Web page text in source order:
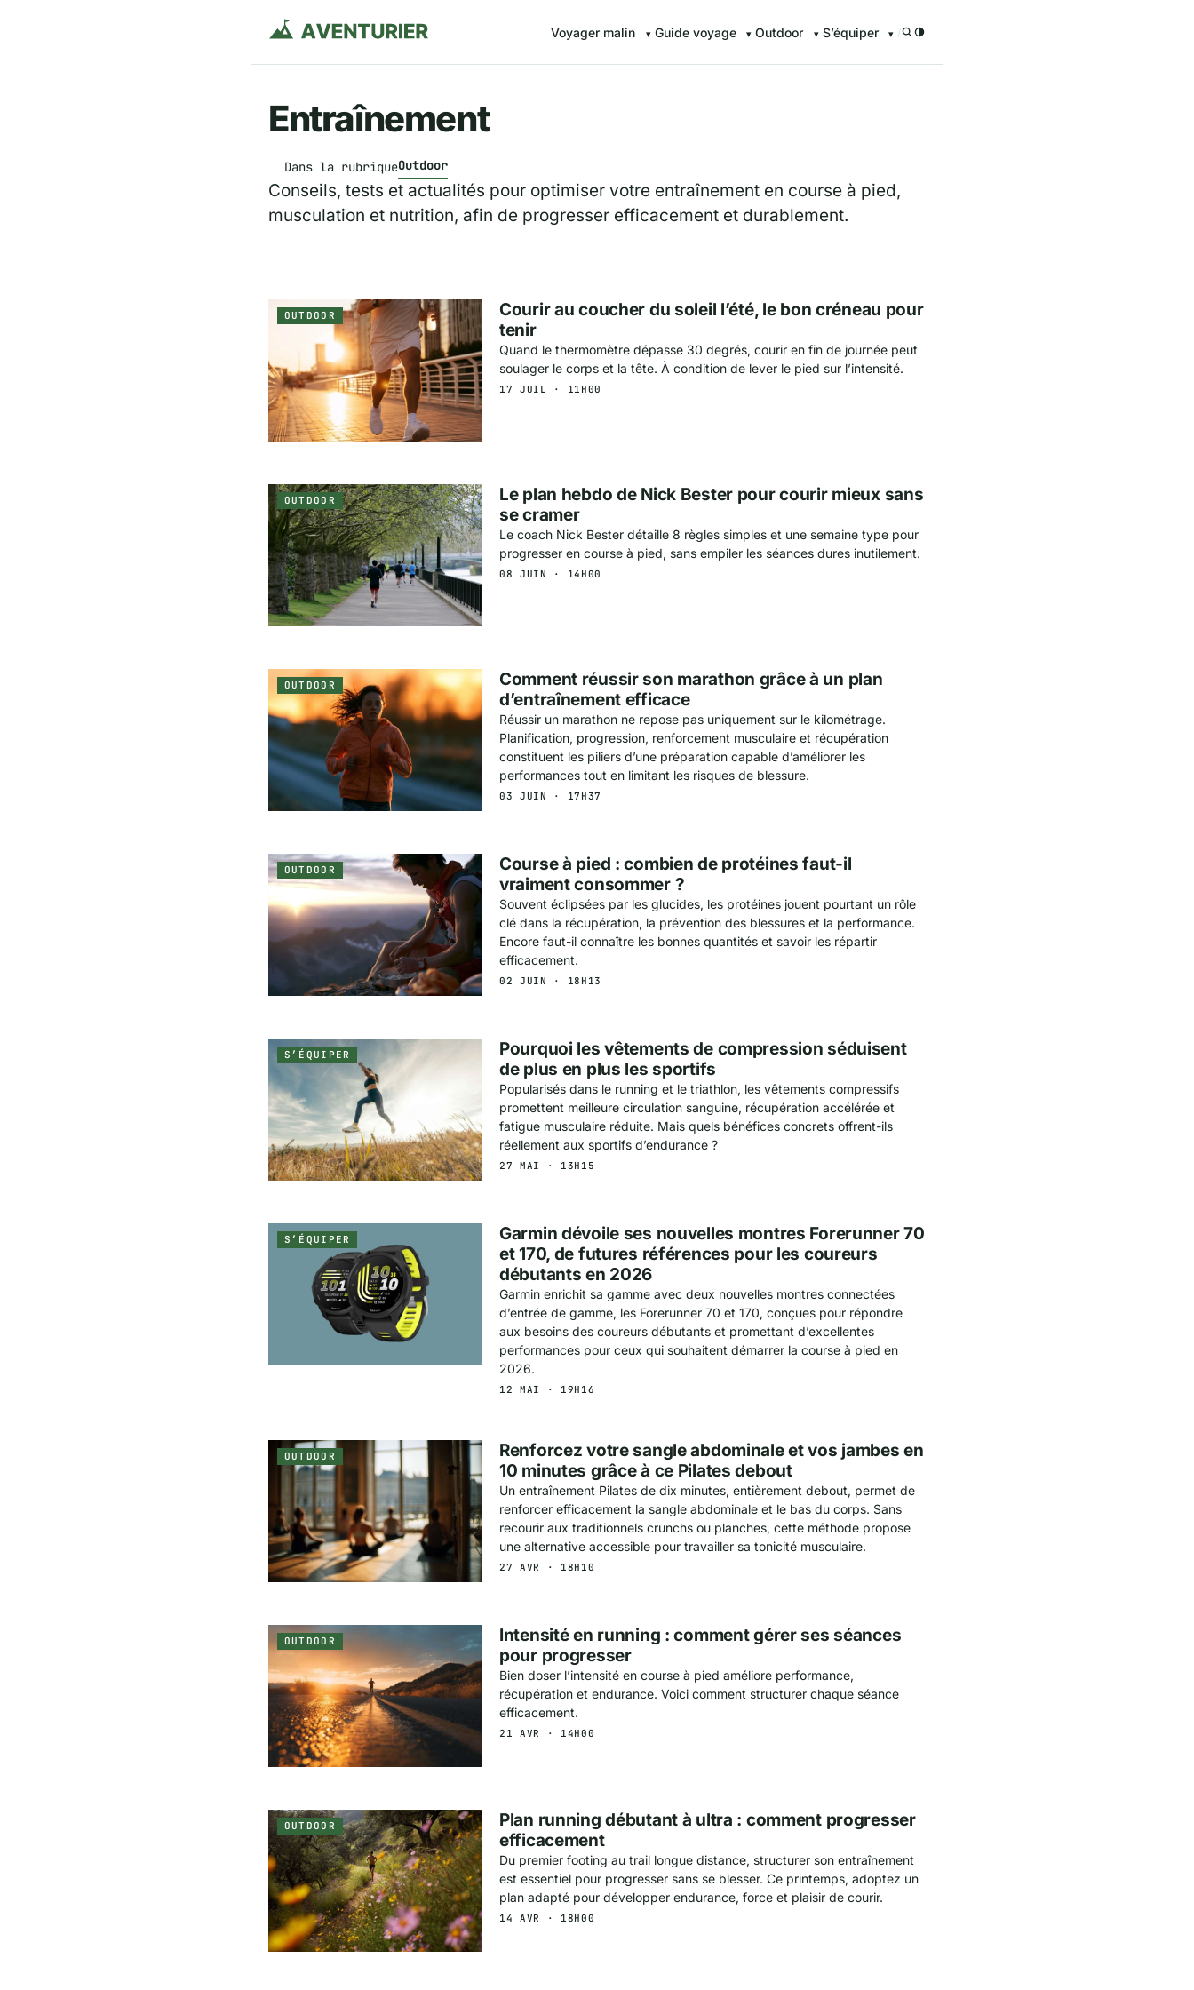
Voyager malin Guide voyage Outdoor S’équiper /
Entraînement
Dans la rubriqueOutdoor
Conseils, tests et actualités pour optimiser votre entraînement en course à pied,
musculation et nutrition, afin de progresser efficacement et durablement.
OUTDOOR
Courir au coucher du soleil l’été, le bon créneau pour
tenir
Quand le thermomètre dépasse 30 degrés, courir en fin de journée peut
soulager le corps et la tête. À condition de lever le pied sur l’intensité.
17 JUIL · 11H00
OUTDOOR
Le plan hebdo de Nick Bester pour courir mieux sans
se cramer
Le coach Nick Bester détaille 8 règles simples et une semaine type pour
progresser en course à pied, sans empiler les séances dures inutilement.
08 JUIN · 14H00
OUTDOOR
Comment réussir son marathon grâce à un plan
d’entraînement efficace
Réussir un marathon ne repose pas uniquement sur le kilométrage.
Planification, progression, renforcement musculaire et récupération
constituent les piliers d’une préparation capable d’améliorer les
performances tout en limitant les risques de blessure.
03 JUIN · 17H37
OUTDOOR
Course à pied : combien de protéines faut-il
vraiment consommer ?
Souvent éclipsées par les glucides, les protéines jouent pourtant un rôle
clé dans la récupération, la prévention des blessures et la performance.
Encore faut-il connaître les bonnes quantités et savoir les répartir
efficacement.
02 JUIN · 18H13
S’ÉQUIPER
Pourquoi les vêtements de compression séduisent
de plus en plus les sportifs
Popularisés dans le running et le triathlon, les vêtements compressifs
promettent meilleure circulation sanguine, récupération accélérée et
fatigue musculaire réduite. Mais quels bénéfices concrets offrent-ils
réellement aux sportifs d’endurance ?
27 MAI · 13H15
S’ÉQUIPER
Garmin dévoile ses nouvelles montres Forerunner 70
et 170, de futures références pour les coureurs
débutants en 2026
Garmin enrichit sa gamme avec deux nouvelles montres connectées
d’entrée de gamme, les Forerunner 70 et 170, conçues pour répondre
aux besoins des coureurs débutants et promettant d’excellentes
performances pour ceux qui souhaitent démarrer la course à pied en
2026.
12 MAI · 19H16
OUTDOOR
Renforcez votre sangle abdominale et vos jambes en
10 minutes grâce à ce Pilates debout
Un entraînement Pilates de dix minutes, entièrement debout, permet de
renforcer efficacement la sangle abdominale et le bas du corps. Sans
recourir aux traditionnels crunchs ou planches, cette méthode propose
une alternative accessible pour travailler sa tonicité musculaire.
27 AVR · 18H10
OUTDOOR
Intensité en running : comment gérer ses séances
pour progresser
Bien doser l’intensité en course à pied améliore performance,
récupération et endurance. Voici comment structurer chaque séance
efficacement.
21 AVR · 14H00
OUTDOOR
Plan running débutant à ultra : comment progresser
efficacement
Du premier footing au trail longue distance, structurer son entraînement
est essentiel pour progresser sans se blesser. Ce printemps, adoptez un
plan adapté pour développer endurance, force et plaisir de courir.
14 AVR · 18H00